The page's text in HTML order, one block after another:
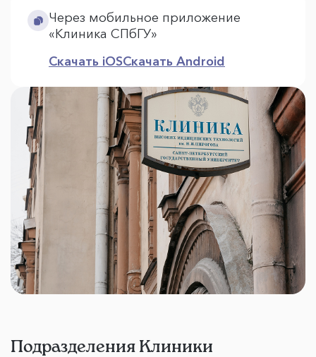
Через мобильное приложение
«Клиника СПбГУ»
Скачать iOSСкачать Android
Подразделения Клиники